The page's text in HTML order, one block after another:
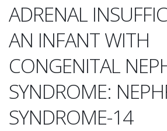
ADRENAL
AN INFANT WITH
CONGENITAL
SYNDROME:
SYNDROME-14